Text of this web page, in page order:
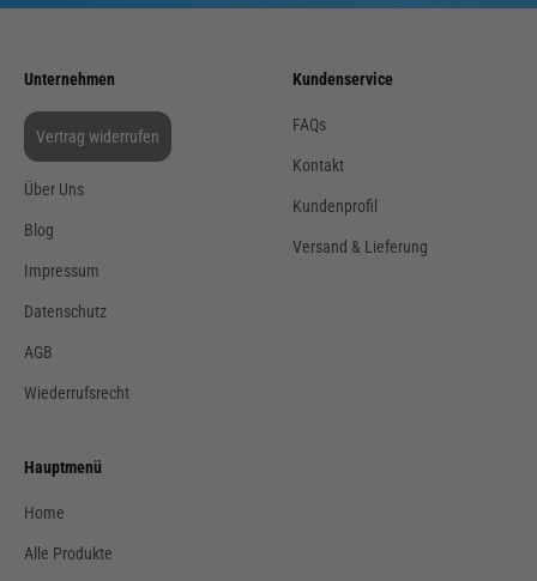
Unternehmen
Vertrag widerrufen
Über Uns
Blog
Impressum
Datenschutz
AGB
Wiederrufsrecht
Kundenservice
FAQs
Kontakt
Kundenprofil
Versand & Lieferung
Hauptmenü
Home
Alle Produkte